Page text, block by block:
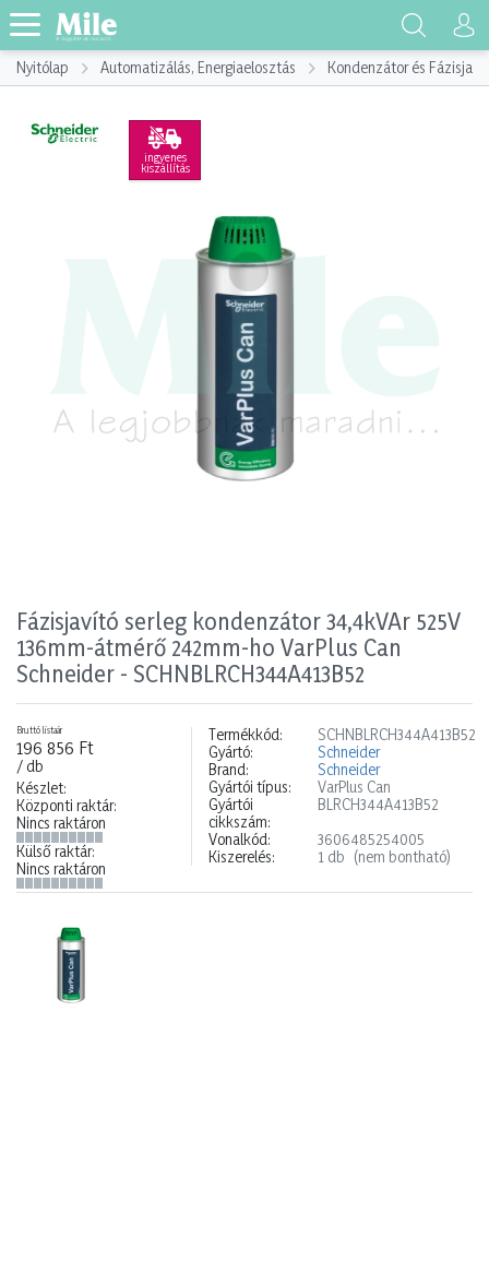
Nyitólap Automatizálás, Energiaelosztás Kondenzátor és
ingyenes
kiszállítás
Fázisjavító serleg kondenzátor 34,4kVAr 525V
136mm-átmérő 242mm-ho VarPlus Can
Schneider - SCHNBLRCH344A413B52
Bruttó listaár
196 856 Ft
/ db
Készlet:
Központi raktár:
Nincs raktáron
Külső raktár:
Nincs raktáron
Termékkód:
SCHNBLRCH344A413B52
Gyártó:
Schneider
Brand:
Schneider
Gyártói típus:
VarPlus Can
Gyártói
cikkszám:
BLRCH344A413B52
Vonalkód:
3606485254005
Kiszerelés:
1 db (nem bontható)